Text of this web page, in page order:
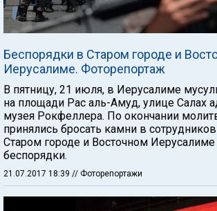
Беспорядки в Старом городе и
Иерусалиме. Фоторепортаж
В пятницу, 21 июля, в Иерусалиме
на площади Рас аль-Амуд, улице Салах
музея Рокфеллера. По окончании
принялись бросать камни в
Старом городе и Восточном
беспорядки.
21.07.2017 18:39 // Фоторепортажи